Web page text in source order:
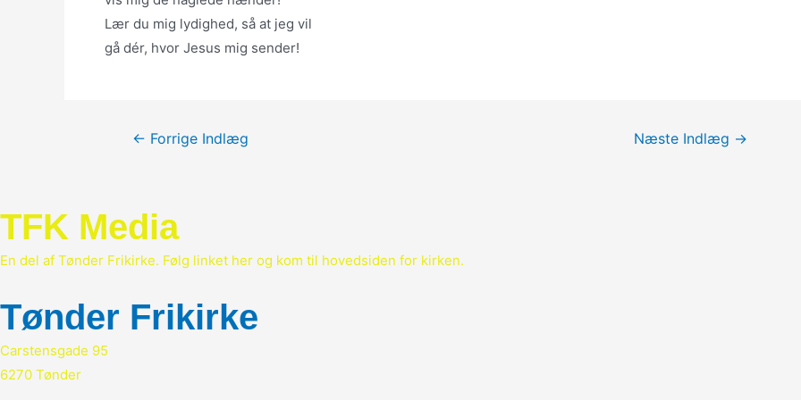
Lær du mig lydighed, så at jeg vil
gå dér, hvor Jesus mig sender!
Indlægsnavigation
← Forrige Indlæg Næste Indlæg →
TFK Media
En del af Tønder Frikirke. Følg linket her og kom til hovedsiden for kirken.
Tønder Frikirke
Carstensgade 95
6270 Tønder